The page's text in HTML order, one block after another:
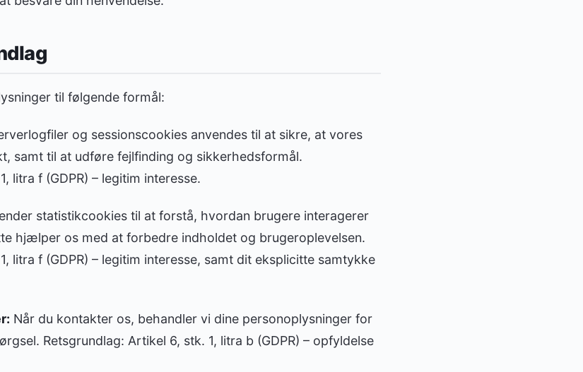
til følgende formål:
og sessionscookies anvendes til at sikre, at vores
samt til at udføre fejlfinding og sikkerhedsformål.
litra f (GDPR) – legitim interesse.
statistikcookies til at forstå, hvordan brugere interagerer
hjælper os med at forbedre indholdet og brugeroplevelsen.
litra f (GDPR) – legitim interesse, samt dit eksplicitte samtykke
Når du kontakter os, behandler vi dine personoplysninger for
Retsgrundlag: Artikel 6, stk. 1, litra b (GDPR) – opfyldelse